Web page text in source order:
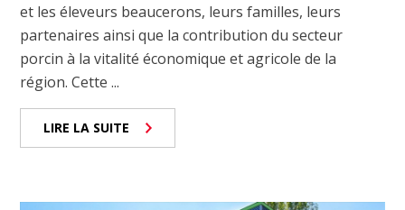
et les éleveurs beaucerons, leurs familles, leurs
partenaires ainsi que la contribution du secteur
porcin à la vitalité économique et agricole de la
région. Cette ...
LIRE LA SUITE